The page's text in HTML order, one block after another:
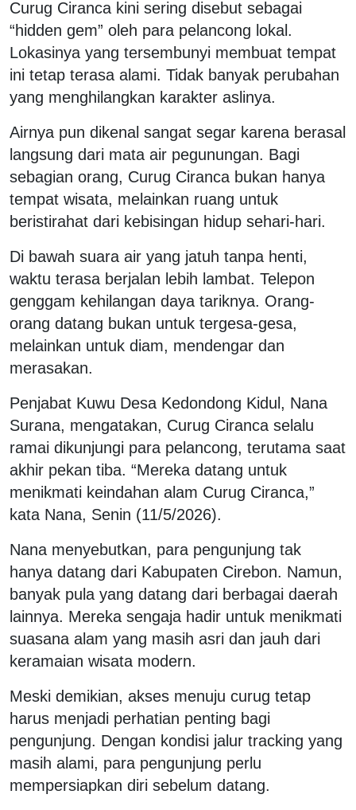
Curug Ciranca kini sering disebut sebagai
“hidden gem” oleh para pelancong lokal.
Lokasinya yang tersembunyi membuat tempat
ini tetap terasa alami. Tidak banyak perubahan
yang menghilangkan karakter aslinya.
Airnya pun dikenal sangat segar karena berasal
langsung dari mata air pegunungan. Bagi
sebagian orang, Curug Ciranca bukan hanya
tempat wisata, melainkan ruang untuk
beristirahat dari kebisingan hidup sehari-hari.
Di bawah suara air yang jatuh tanpa henti,
waktu terasa berjalan lebih lambat. Telepon
genggam kehilangan daya tariknya. Orang-
orang datang bukan untuk tergesa-gesa,
melainkan untuk diam, mendengar dan
merasakan.
Penjabat Kuwu Desa Kedondong Kidul, Nana
Surana, mengatakan, Curug Ciranca selalu
ramai dikunjungi para pelancong, terutama saat
akhir pekan tiba. “Mereka datang untuk
menikmati keindahan alam Curug Ciranca,”
kata Nana, Senin (11/5/2026).
Nana menyebutkan, para pengunjung tak
hanya datang dari Kabupaten Cirebon. Namun,
banyak pula yang datang dari berbagai daerah
lainnya. Mereka sengaja hadir untuk menikmati
suasana alam yang masih asri dan jauh dari
keramaian wisata modern.
Meski demikian, akses menuju curug tetap
harus menjadi perhatian penting bagi
pengunjung. Dengan kondisi jalur tracking yang
masih alami, para pengunjung perlu
mempersiapkan diri sebelum datang.